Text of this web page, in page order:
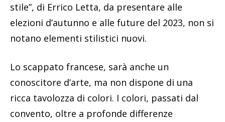
stile”, di Errico Letta, da presentare alle
elezioni d’autunno e alle future del 2023, non si
notano elementi stilistici nuovi.
Lo scappato francese, sarà anche un
conoscitore d’arte, ma non dispone di una
ricca tavolozza di colori. I colori, passati dal
convento, oltre a profonde differenze